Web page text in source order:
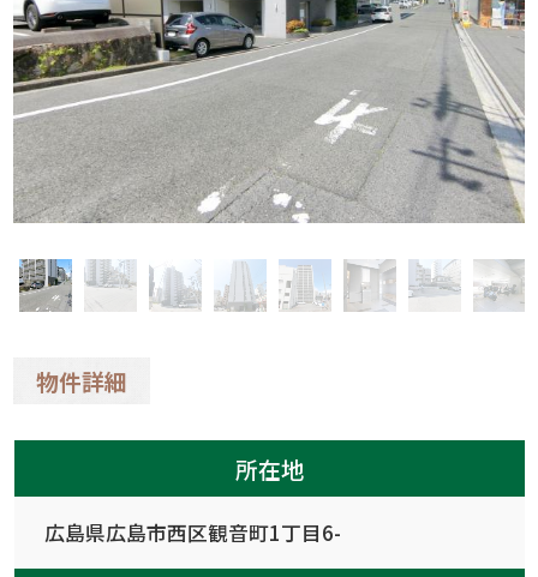
物件詳細
所在地
広島県広島市西区観音町1丁目6-